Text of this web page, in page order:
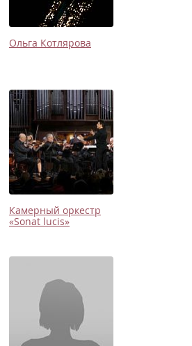
Ольга Котлярова
Камерный оркестр
«Sonat lucis»